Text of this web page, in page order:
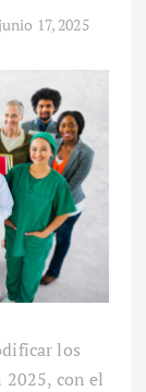
junio 17, 2025
los
2025, con el